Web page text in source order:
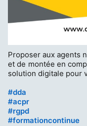
Proposer aux agents normands nos solutions de formation
et de montée en
solution digitale pour
h
a
s
h
#dda
h
a
s
#acpr
h
a
#rgpd
h
#formationcontinue